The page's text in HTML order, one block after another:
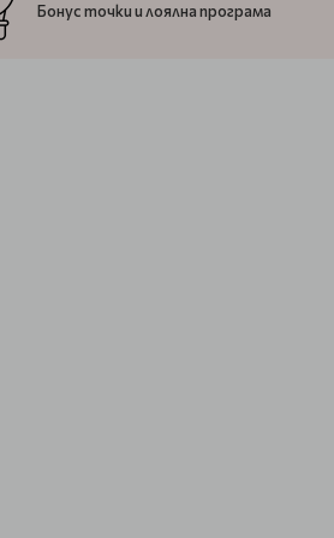
Бонус точки и лоялна програма